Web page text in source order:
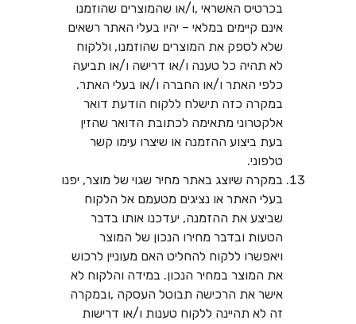
בכרטיס האשראי ,ו/או שהמוצרים שהוזמנו
אינם קיימים במלאי – יהיו בעלי האתר רשאים
שלא לספק את המוצרים שהוזמנו, וללקוח
לא תהיה כל טענה ו/או דרישה ו/או תביעה
כלפי האתר ו/או החברה ו/או בעלי האתר.
במקרה כזה תישלח ללקוח הודעת דואר
אלקטרוני מתאימה לכתובת הדואר שהזין
בעת ביצוע ההזמנה או שיצרו עימו קשר
טלפוני.
במקרה שיוצג באתר מחיר שגוי של מוצר, יפנו
בעלי האתר או נציגים מטעמם אל הלקוח
שביצע את ההזמנה, יעדכנו אותו בדבר
הטעות ובדבר מחירו הנכון של המוצר
ויאפשרו ללקוח להחליט האם מעוניין לרכוש
את המוצר במחיר הנכון. במידה והלקוח לא
אישר את הרכישה תבוטל העסקה ,ובמקרה
זה לא תהיינה ללקוח טענות ו/או דרישות